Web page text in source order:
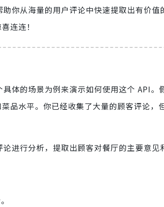
你从海量的用户评论中快速提取出有价值
连连！
体的场景为例来演示如何使用这个 API。
品水平。你已经收集了大量的顾客评论，
进行分析，提取出顾客对餐厅的主要意见